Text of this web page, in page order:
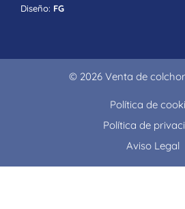
Diseño: FG
© 2026 Venta de
Política de
Política de
Aviso Legal